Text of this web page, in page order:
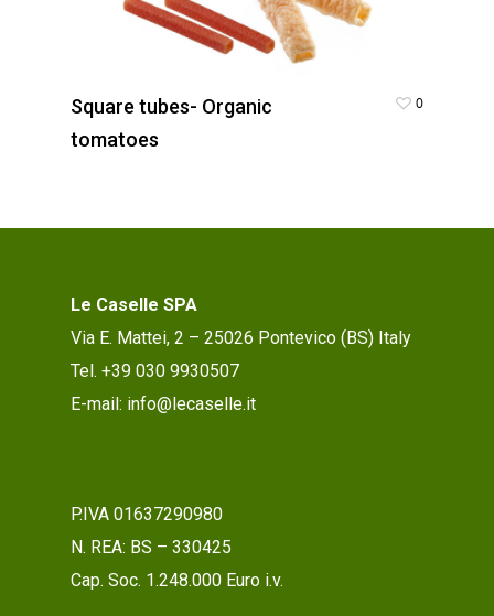
Square tubes- Organic
tomatoes
0
Le Caselle SPA
Via E. Mattei, 2 – 25026 Pontevico (BS) Italy
Tel. +39 030 9930507
E-mail: info@lecaselle.it
P.IVA 01637290980
N. REA: BS – 330425
Cap. Soc. 1.248.000 Euro i.v.